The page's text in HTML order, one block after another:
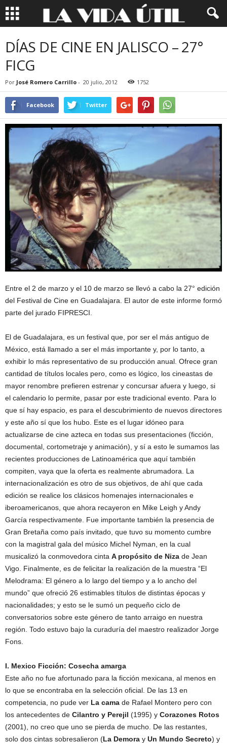
DÍAS DE CINE EN JALISCO – 27°
FICG
Por José Romero Carrillo - 20 julio, 2012 1752
Facebook Twitter
Entre el 2 de marzo y el 10 de marzo se llevó a cabo la 27° edición
del Festival de Cine en Guadalajara. El autor de este informe formó
parte del jurado FIPRESCI.
El de Guadalajara, es un festival que, por ser el más antiguo de
México, está llamado a ser el más importante y, por lo tanto, a
exhibir lo más representativo de su producción anual. Ofrece gran
cantidad de títulos locales pero, como es lógico, los cineastas de
mayor renombre prefieren estrenar y concursar afuera y luego, si
el calendario lo permite, pasar por este tradicional evento. Para lo
que sí hay espacio, es para el descubrimiento de nuevos directores
y este año sí que los hubo. Este es el lugar idóneo para
actualizarse de cine azteca en todas sus presentaciones (ficción,
documental, cortometraje y animación), y sí a esto le sumamos las
recientes producciones de Latinoamérica que aquí también
compiten, vaya que la oferta es realmente abrumadora. La
internacionalización es otro de sus objetivos, de ahí que cada
edición se realice los clásicos homenajes internacionales e
iberoamericanos, que ahora recayeron en Mike Leigh y Andy
García respectivamente. Fue importante también la presencia de
Gran Bretaña como país invitado, que tuvo su momento cumbre
con la magistral gala del músico Michel Nyman, en la cual
musicalizó la conmovedora cinta A propósito de Niza de Jean
Vigo. Finalmente, es de felicitar la realización de la muestra “El
Melodrama: El género a lo largo del tiempo y a lo ancho del
mundo” que ofreció 26 estimables títulos de distintas épocas y
nacionalidades; y esto se le sumó un pequeño ciclo de
conversatorios sobre este género de tanto arraigo en nuestra
región. Todo estuvo bajo la curaduría del maestro realizador Jorge
Fons.
I. Mexico Ficción: Cosecha amarga
Este año no fue afortunado para la ficción mexicana, al menos en
lo que se encontraba en la selección oficial. De las 13 en
competencia, no pude ver La cama de Rafael Montero pero con
los antecedentes de Cilantro y Perejil (1995) y Corazones Rotos
(2001), no creo que uno se pierda de mucho. De las restantes,
solo dos cintas sobresalieron (La Demora y Un Mundo Secreto) y